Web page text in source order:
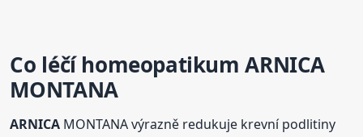
Co léčí homeopatikumARNICA
MONTANA
ARNICA MONTANA výrazně redukuje krevní podlitiny